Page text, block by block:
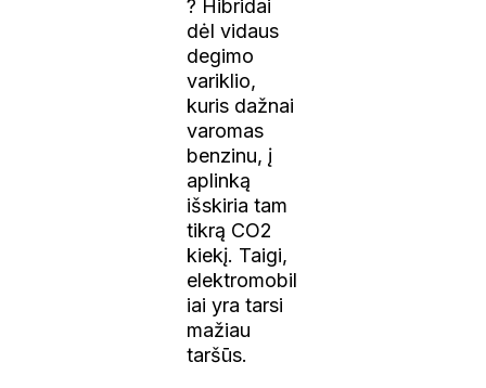
? Hibridai
dėl vidaus
degimo
variklio,
kuris dažnai
varomas
benzinu, į
aplinką
išskiria tam
tikrą CO2
kiekį. Taigi,
elektromobil
iai yra tarsi
mažiau
taršūs.